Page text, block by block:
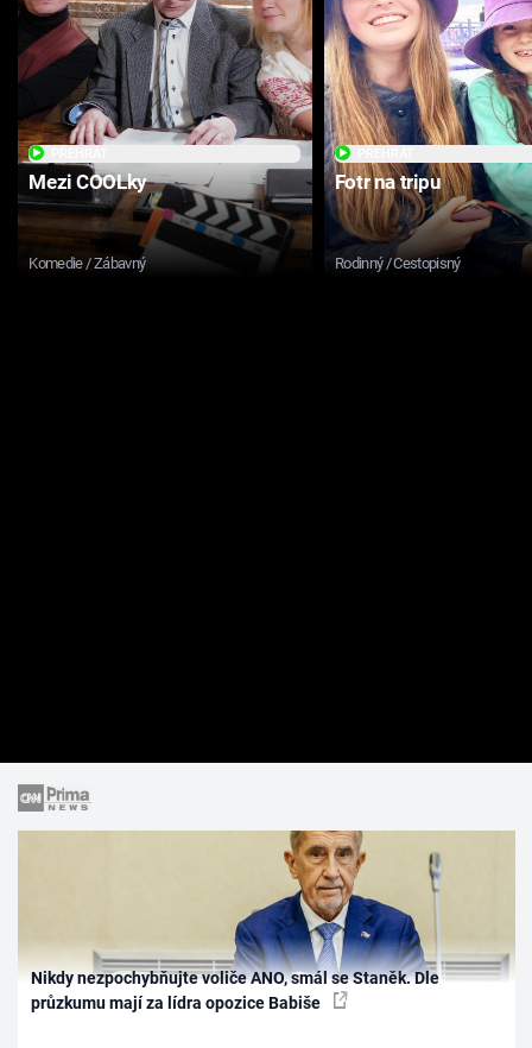
Mezi COOLky
Komedie / Zábavný
Fotr na tripu
Rodinný / Cestopisný
Nikdy nezpochybňujte voliče ANO, smál se Staněk. Dle
průzkumu mají za lídra opozice Babiše